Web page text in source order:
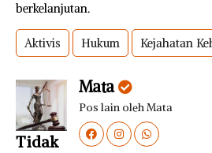
berkelanjutan.
Aktivis Hukum Kejahatan
Mata
Pos lain oleh Mata
Tidak